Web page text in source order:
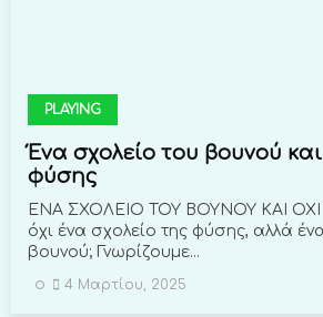
PLAYING
Ένα σχολείο του βουνού και
φύσης
ΕΝΑ ΣΧΟΛΕΙΟ ΤΟΥ ΒΟΥΝΟΥ ΚΑΙ ΟΧΙ
όχι ένα σχολείο της φύσης, αλλά
βουνού; Γνωρίζουμε...
4 Μαρτίου, 2025